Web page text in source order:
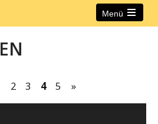
Menü
2 3 4 5 »